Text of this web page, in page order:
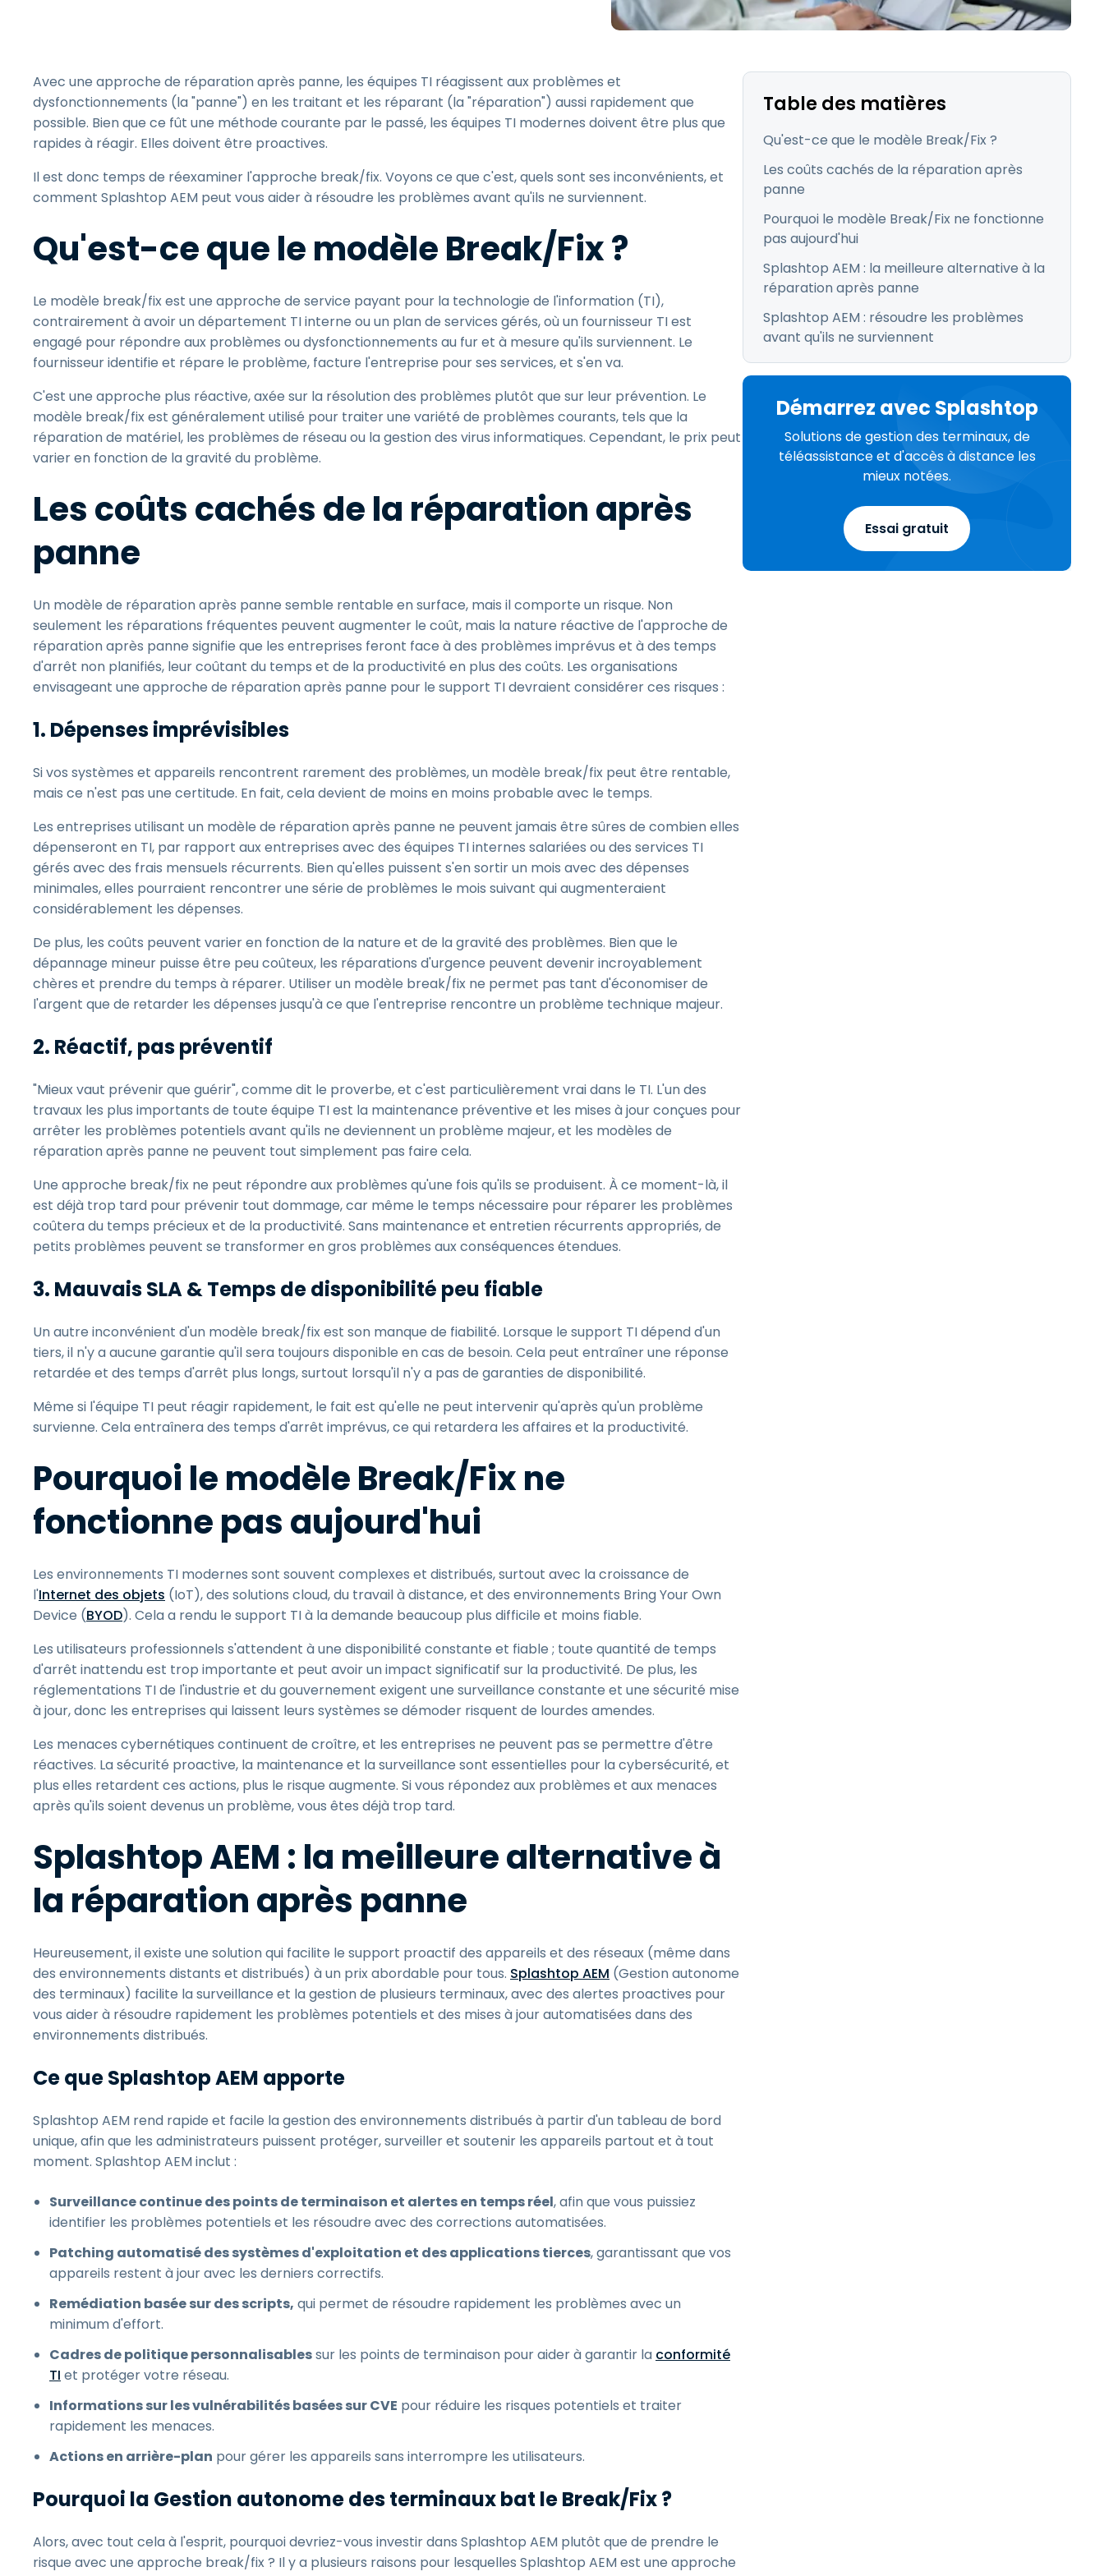
Tous les produits
Assistance sur le terrain
Travail à distance avec
Wacom
Accès virtuel aux salles
Sécurité des points
terminaux
日本語
ภาษาไทย
Bahasa
Table des matières
Qu'est-ce que le modèle Break/Fix ?
Les coûts cachés de la réparation après
panne
Pourquoi le modèle Break/Fix ne fonctionne
pas aujourd'hui
Splashtop AEM : la meilleure alternative à la
réparation après panne
Splashtop AEM : résoudre les problèmes
avant qu'ils ne surviennent
Démarrez avec Splashtop
Solutions de gestion des terminaux, de
téléassistance et d'accès à distance les
mieux notées.
Essai gratuit
Avec une approche de réparation après panne, les équipes TI réagissent aux problèmes et
dysfonctionnements (la "panne") en les traitant et les réparant (la "réparation") aussi rapidement que
possible. Bien que ce fût une méthode courante par le passé, les équipes TI modernes doivent être plus que
rapides à réagir. Elles doivent être proactives.
Il est donc temps de réexaminer l'approche break/fix. Voyons ce que c'est, quels sont ses inconvénients, et
comment Splashtop AEM peut vous aider à résoudre les problèmes avant qu'ils ne surviennent.
Qu'est-ce que le modèle Break/Fix ?
Le modèle break/fix est une approche de service payant pour la technologie de l'information (TI),
contrairement à avoir un département TI interne ou un plan de services gérés, où un fournisseur TI est
engagé pour répondre aux problèmes ou dysfonctionnements au fur et à mesure qu'ils surviennent. Le
fournisseur identifie et répare le problème, facture l'entreprise pour ses services, et s'en va.
C'est une approche plus réactive, axée sur la résolution des problèmes plutôt que sur leur prévention. Le
modèle break/fix est généralement utilisé pour traiter une variété de problèmes courants, tels que la
réparation de matériel, les problèmes de réseau ou la gestion des virus informatiques. Cependant, le prix peut
varier en fonction de la gravité du problème.
Les coûts cachés de la réparation après
panne
Un modèle de réparation après panne semble rentable en surface, mais il comporte un risque. Non
seulement les réparations fréquentes peuvent augmenter le coût, mais la nature réactive de l'approche de
réparation après panne signifie que les entreprises feront face à des problèmes imprévus et à des temps
d'arrêt non planifiés, leur coûtant du temps et de la productivité en plus des coûts. Les organisations
envisageant une approche de réparation après panne pour le support TI devraient considérer ces risques :
1. Dépenses imprévisibles
Si vos systèmes et appareils rencontrent rarement des problèmes, un modèle break/fix peut être rentable,
mais ce n'est pas une certitude. En fait, cela devient de moins en moins probable avec le temps.
Les entreprises utilisant un modèle de réparation après panne ne peuvent jamais être sûres de combien elles
dépenseront en TI, par rapport aux entreprises avec des équipes TI internes salariées ou des services TI
gérés avec des frais mensuels récurrents. Bien qu'elles puissent s'en sortir un mois avec des dépenses
minimales, elles pourraient rencontrer une série de problèmes le mois suivant qui augmenteraient
considérablement les dépenses.
De plus, les coûts peuvent varier en fonction de la nature et de la gravité des problèmes. Bien que le
dépannage mineur puisse être peu coûteux, les réparations d'urgence peuvent devenir incroyablement
chères et prendre du temps à réparer. Utiliser un modèle break/fix ne permet pas tant d'économiser de
l'argent que de retarder les dépenses jusqu'à ce que l'entreprise rencontre un problème technique majeur.
2. Réactif, pas préventif
"Mieux vaut prévenir que guérir", comme dit le proverbe, et c'est particulièrement vrai dans le TI. L'un des
travaux les plus importants de toute équipe TI est la maintenance préventive et les mises à jour conçues pour
arrêter les problèmes potentiels avant qu'ils ne deviennent un problème majeur, et les modèles de
réparation après panne ne peuvent tout simplement pas faire cela.
Une approche break/fix ne peut répondre aux problèmes qu'une fois qu'ils se produisent. À ce moment-là, il
est déjà trop tard pour prévenir tout dommage, car même le temps nécessaire pour réparer les problèmes
coûtera du temps précieux et de la productivité. Sans maintenance et entretien récurrents appropriés, de
petits problèmes peuvent se transformer en gros problèmes aux conséquences étendues.
3. Mauvais SLA & Temps de disponibilité peu fiable
Un autre inconvénient d'un modèle break/fix est son manque de fiabilité. Lorsque le support TI dépend d'un
tiers, il n'y a aucune garantie qu'il sera toujours disponible en cas de besoin. Cela peut entraîner une réponse
retardée et des temps d'arrêt plus longs, surtout lorsqu'il n'y a pas de garanties de disponibilité.
Même si l'équipe TI peut réagir rapidement, le fait est qu'elle ne peut intervenir qu'après qu'un problème
survienne. Cela entraînera des temps d'arrêt imprévus, ce qui retardera les affaires et la productivité.
Pourquoi le modèle Break/Fix ne
fonctionne pas aujourd'hui
Les environnements TI modernes sont souvent complexes et distribués, surtout avec la croissance de
l'Internet des objets (IoT), des solutions cloud, du travail à distance, et des environnements Bring Your Own
Device (BYOD). Cela a rendu le support TI à la demande beaucoup plus difficile et moins fiable.
Les utilisateurs professionnels s'attendent à une disponibilité constante et fiable ; toute quantité de temps
d'arrêt inattendu est trop importante et peut avoir un impact significatif sur la productivité. De plus, les
réglementations TI de l'industrie et du gouvernement exigent une surveillance constante et une sécurité mise
à jour, donc les entreprises qui laissent leurs systèmes se démoder risquent de lourdes amendes.
Les menaces cybernétiques continuent de croître, et les entreprises ne peuvent pas se permettre d'être
réactives. La sécurité proactive, la maintenance et la surveillance sont essentielles pour la cybersécurité, et
plus elles retardent ces actions, plus le risque augmente. Si vous répondez aux problèmes et aux menaces
après qu'ils soient devenus un problème, vous êtes déjà trop tard.
Splashtop AEM : la meilleure alternative à
la réparation après panne
Heureusement, il existe une solution qui facilite le support proactif des appareils et des réseaux (même dans
des environnements distants et distribués) à un prix abordable pour tous. Splashtop AEM (Gestion autonome
des terminaux) facilite la surveillance et la gestion de plusieurs terminaux, avec des alertes proactives pour
vous aider à résoudre rapidement les problèmes potentiels et des mises à jour automatisées dans des
environnements distribués.
Ce que Splashtop AEM apporte
Splashtop AEM rend rapide et facile la gestion des environnements distribués à partir d'un tableau de bord
unique, afin que les administrateurs puissent protéger, surveiller et soutenir les appareils partout et à tout
moment. Splashtop AEM inclut :
Surveillance continue des points de terminaison et alertes en temps réel, afin que vous puissiez
identifier les problèmes potentiels et les résoudre avec des corrections automatisées.
Patching automatisé des systèmes d'exploitation et des applications tierces, garantissant que vos
appareils restent à jour avec les derniers correctifs.
Remédiation basée sur des scripts, qui permet de résoudre rapidement les problèmes avec un
minimum d'effort.
Cadres de politique personnalisablessur les points de terminaison pour aider à garantir la conformité
TI et protéger votre réseau.
Informations sur les vulnérabilités basées sur CVE pour réduire les risques potentiels et traiter
rapidement les menaces.
Actions en arrière-plan pour gérer les appareils sans interrompre les utilisateurs.
Pourquoi la Gestion autonome des terminaux bat le Break/Fix ?
Alors, avec tout cela à l'esprit, pourquoi devriez-vous investir dans Splashtop AEM plutôt que de prendre le
risque avec une approche break/fix ? Il y a plusieurs raisons pour lesquelles Splashtop AEM est une approche